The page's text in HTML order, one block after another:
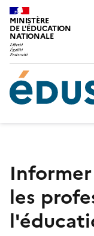
Gestion de vos
MINISTÈRE
DE L'ÉDUCATION
NATIONALE
les